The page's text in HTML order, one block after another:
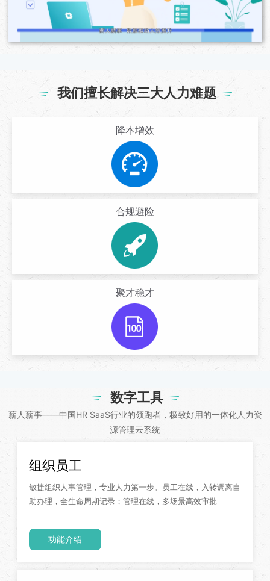
我们擅长解决三大人力难题
降本增效
合规避险
聚才稳才
数字工具
薪人薪事——中国HR SaaS行业的领跑者，极致好用的一体化人力资
源管理云系统
组织员工
敏捷组织人事管理，专业人力第一步。员工在线，入转调离自
助办理，全生命周期记录；管理在线，多场景高效审批
功能介绍